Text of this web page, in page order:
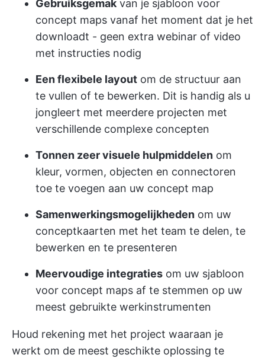
Gebruiksgemak van je sjabloon voor
concept maps vanaf het moment dat je het
downloadt - geen extra webinar of video
met instructies nodig
Een flexibele layout om de structuur aan
te vullen of te bewerken. Dit is handig als u
jongleert met meerdere projecten met
verschillende complexe concepten
Tonnen zeer visuele hulpmiddelen om
kleur, vormen, objecten en connectoren
toe te voegen aan uw concept map
Samenwerkingsmogelijkheden om uw
conceptkaarten met het team te delen, te
bewerken en te presenteren
Meervoudige integraties om uw sjabloon
voor concept maps af te stemmen op uw
meest gebruikte werkinstrumenten
Houd rekening met het project waaraan je
werkt om de meest geschikte oplossing te